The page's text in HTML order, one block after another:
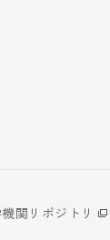
関リポジトリ